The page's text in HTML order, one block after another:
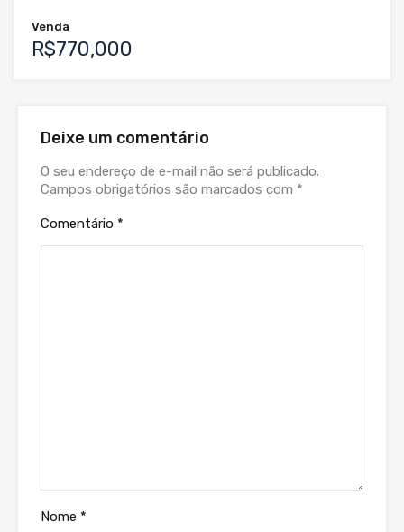
Venda
R$770,000
Deixe um comentário
O seu endereço de e-mail não será publicado.
Campos obrigatórios são marcados com *
Comentário *
Nome *